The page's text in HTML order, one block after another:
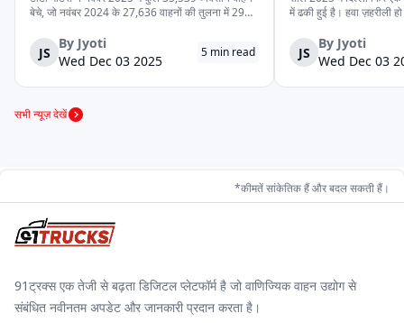
बेचे, जो नवंबर 2024 के 27,636 वाहनों की तुलना में 29%
कंपनी की विविध व्यवसाय वाहन श्रृंखला को दर्शाती है। घरेलू
बिक्री 32,753 वाहन रह...
JS
By Jyoti
Wed Dec 03 2025
5 min read
में ढकी हुई है। हवा ज़हरीली
रोज़ाना सड़क पर उतरते हैं।
क्योंकि दिल्ली की रोज़मर्रा...
JS
By Jyoti
Wed Dec 03
सभी न्यूज़ देखें
*कीमतें सांकेतिक हैं और बदल सकती हैं।
91ट्रक्स एक तेजी से बढ़ता डिजिटल प्लेटफॉर्म है जो वाणिज्यिक वाहन उद्योग से
संबंधित नवीनतम अपडेट और जानकारी प्रदान करता है।